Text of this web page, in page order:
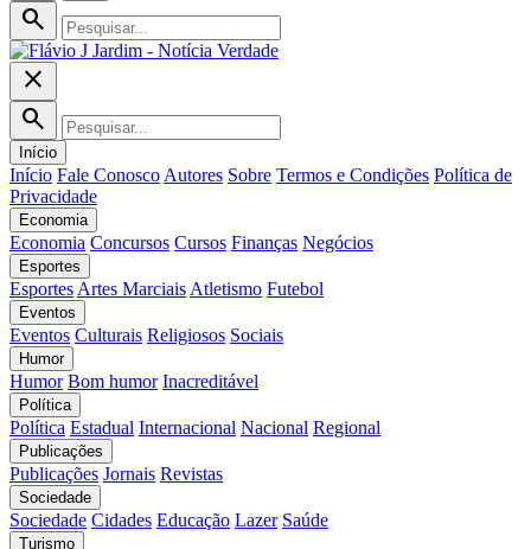
search
close
search
Início
Início Fale Conosco Autores Sobre Termos e Condições Política de
Privacidade
Economia
Economia Concursos Cursos Finanças Negócios
Esportes
Esportes Artes Marciais Atletismo Futebol
Eventos
Eventos Culturais Religiosos Sociais
Humor
Humor Bom humor Inacreditável
Política
Política Estadual Internacional Nacional Regional
Publicações
Publicações Jornais Revistas
Sociedade
Sociedade Cidades Educação Lazer Saúde
Turismo